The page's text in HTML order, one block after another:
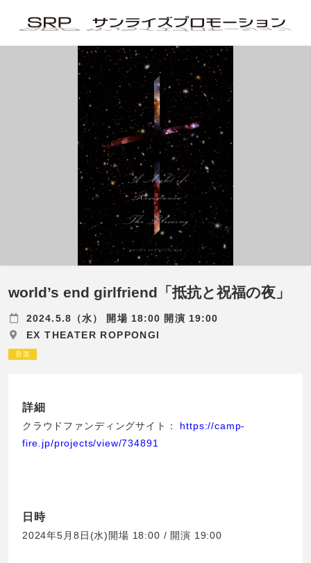
world’s end girlfriend「抵抗と祝福の夜」
2024.5.8（水） 開場 18:00 開演 19:00
EX THEATER ROPPONGI
音楽
詳細
クラウドファンディングサイト： https://camp-
fire.jp/projects/view/734891
日時
2024年5月8日(水)開場 18:00 / 開演 19:00